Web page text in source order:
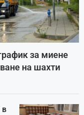
за миене
на шахти
в